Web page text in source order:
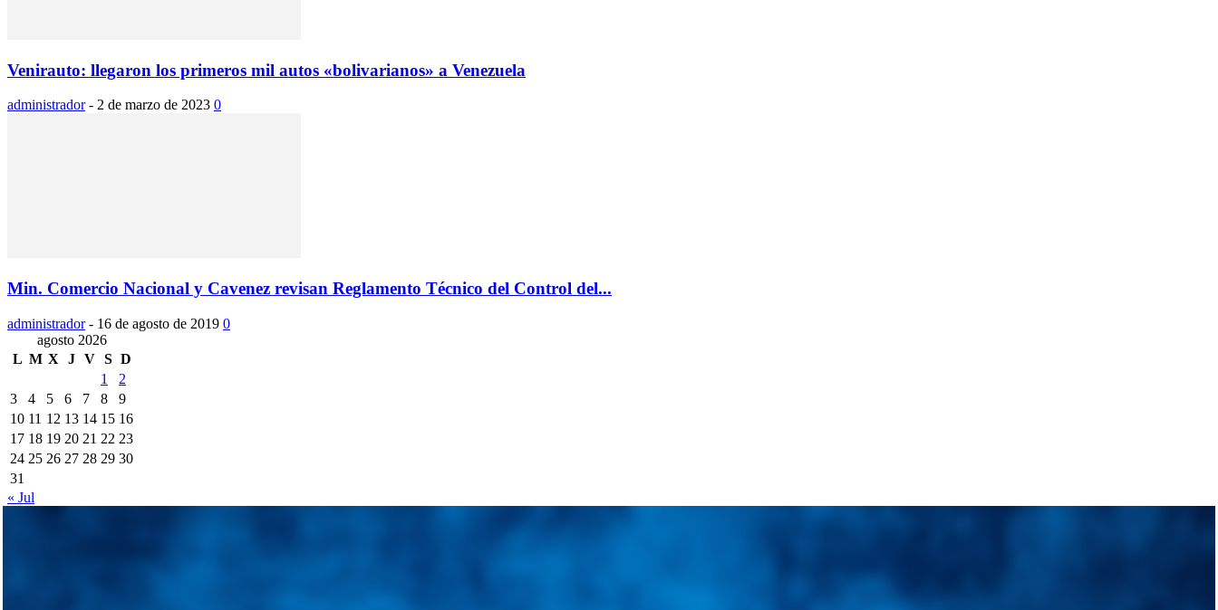
Venirauto: llegaron los primeros mil autos «bolivarianos» a Venezuela
administrador - 2 de marzo de 2023 0
Min. Comercio Nacional y Cavenez revisan Reglamento Técnico del Control del...
administrador - 16 de agosto de 2019 0
agosto 2026
L M X J V S D
1
2
3
4 5 6 7 8
9
10 11 12 13 14 15 16
17 18 19 20 21 22 23
24 25 26 27 28 29 30
31
« Jul